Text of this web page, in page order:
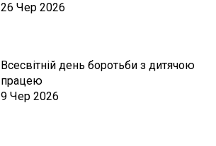
26 Чер 2026
Всесвітній день боротьби з дитячою
працею
9 Чер 2026